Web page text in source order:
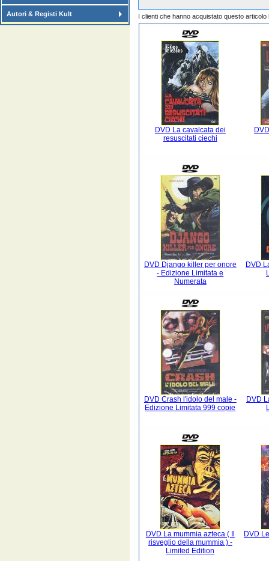
Autori & Registi Kult I clienti che hanno acquistato questo
DVD La cavalcata dei
resuscitati ciechi
DVD Django killer per onore
- Edizione Limitata e
Numerata
DVD
DVD Crash l'idolo del male -
Edizione Limitata 999 copie
DVD
DVD La mummia azteca ( Il
risveglio della mummia ) -
Limited Edition
DVD